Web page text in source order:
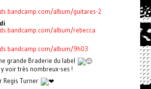
album/guitares-2
album/rebecca
album/9h03
grande Braderie du label
voir très nombreux-ses !
Regis Turner